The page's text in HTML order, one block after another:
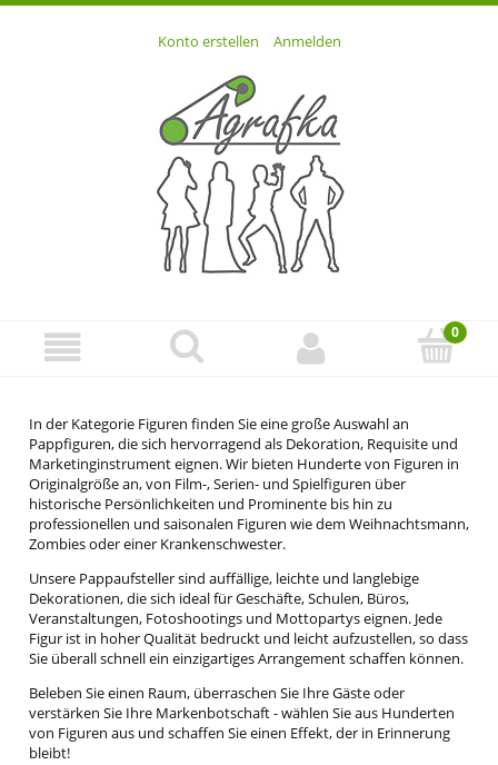
Konto erstellen Anmelden
In der Kategorie Figuren finden Sie eine große Auswahl an
Pappfiguren, die sich hervorragend als Dekoration, Requisite und
Marketinginstrument eignen. Wir bieten Hunderte von Figuren in
Originalgröße an, von Film-, Serien- und Spielfiguren über
historische Persönlichkeiten und Prominente bis hin zu
professionellen und saisonalen Figuren wie dem Weihnachtsmann,
Zombies oder einer Krankenschwester.
Unsere Pappaufsteller sind auffällige, leichte und langlebige
Dekorationen, die sich ideal für Geschäfte, Schulen, Büros,
Veranstaltungen, Fotoshootings und Mottopartys eignen. Jede
Figur ist in hoher Qualität bedruckt und leicht aufzustellen, so dass
Sie überall schnell ein einzigartiges Arrangement schaffen können.
Beleben Sie einen Raum, überraschen Sie Ihre Gäste oder
verstärken Sie Ihre Markenbotschaft - wählen Sie aus Hunderten
von Figuren aus und schaffen Sie einen Effekt, der in Erinnerung
bleibt!